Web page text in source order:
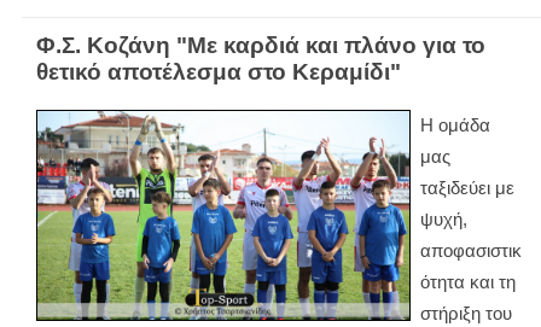
Φ.Σ. Κοζάνη "Με καρδιά και πλάνο για το
θετικό αποτέλεσμα στο Κεραμίδι"
Η ομάδα
μας
ταξιδεύει με
ψυχή,
αποφασιστικ
ότητα και τη
στήριξη του